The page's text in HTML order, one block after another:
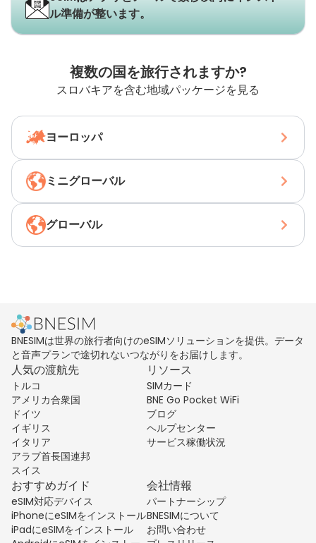
ル準備が整います。
複数の国を旅行されますか?
スロバキアを含む地域パッケージを見る
ヨーロッパ
ミニグローバル
グローバル
BNESIMは世界の旅行者向けのeSIMソリューションを提供。データ
と音声プランで途切れないつながりをお届けします。
人気の渡航先
トルコ
アメリカ合衆国
ドイツ
イギリス
イタリア
アラブ首長国連邦
スイス
リソース
SIMカード
BNE Go Pocket WiFi
ブログ
ヘルプセンター
サービス稼働状況
おすすめガイド
eSIM対応デバイス
iPhoneにeSIMをインストール
iPadにeSIMをインストール
会社情報
パートナーシップ
BNESIMについて
お問い合わせ